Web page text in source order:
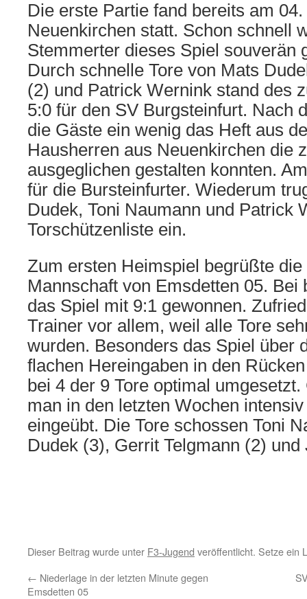
Die erste Partie fand bereits am
Neuenkirchen statt. Schon schnell
Stemmerter dieses Spiel souverän
Durch schnelle Tore von Mats
(2) und Patrick Wernink stand des
5:0 für den SV Burgsteinfurt. Nach
die Gäste ein wenig das Heft aus
Hausherren aus Neuenkirchen die
ausgeglichen gestalten konnten.
für die Bursteinfurter. Wiederum
Dudek, Toni Naumann und Patrick
Torschützenliste ein.
Zum ersten Heimspiel begrüßte
Mannschaft von Emsdetten 05. Bei
das Spiel mit 9:1 gewonnen.
Trainer vor allem, weil alle Tore
wurden. Besonders das Spiel über
flachen Hereingaben in den
bei 4 der 9 Tore optimal
man in den letzten Wochen
eingeübt. Die Tore schossen Toni
Dudek (3), Gerrit Telgmann (2)
Dieser Beitrag wurde unter F3-Jugend veröffentlicht. Setze ein
← Niederlage in der letzten Minute gegen
Emsdetten 05